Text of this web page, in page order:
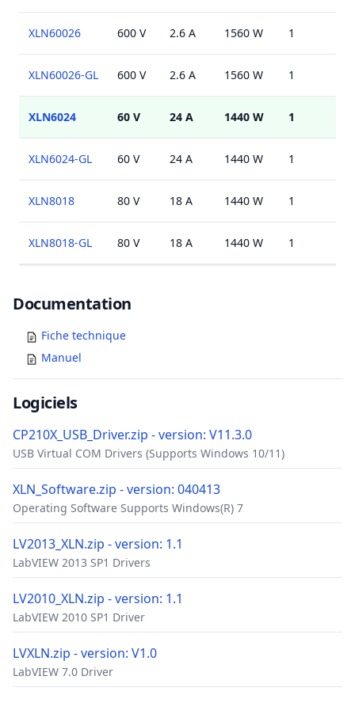
XLN60026 600 V 2.6 A 1560 W 1
XLN60026-GL 600 V 2.6 A 1560 W 1
XLN6024 60 V 24 A 1440 W 1
XLN6024-GL 60 V 24 A 1440 W 1
XLN8018 80 V 18 A 1440 W 1
XLN8018-GL 80 V 18 A 1440 W 1
Documents
Documentation
Fiche technique
Manuel
Logiciels
CP210X_USB_Driver.zip - version: V11.3.0
USB Virtual COM Drivers (Supports Windows 10/11)
XLN_Software.zip - version: 040413
Operating Software Supports Windows(R) 7
LV2013_XLN.zip - version: 1.1
LabVIEW 2013 SP1 Drivers
LV2010_XLN.zip - version: 1.1
LabVIEW 2010 SP1 Driver
LVXLN.zip - version: V1.0
LabVIEW 7.0 Driver